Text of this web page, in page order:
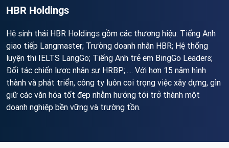
HBR Holdings
Hệ sinh thái HBR Holdings gồm các thương hiệu: Tiếng Anh
giao tiếp Langmaster; Trường doanh nhân HBR; Hệ thống
luyện thi IELTS LangGo; Tiếng Anh trẻ em BingGo Leaders;
Đối tác chiến lược nhân sự HRBP;..... Với hơn 15 năm hình
thành và phát triển, công ty luôn coi trọng việc xây dựng, gìn
giữ các văn hóa tốt đẹp nhằm hướng tới trở thành một
doanh nghiệp bền vững và trường tồn.